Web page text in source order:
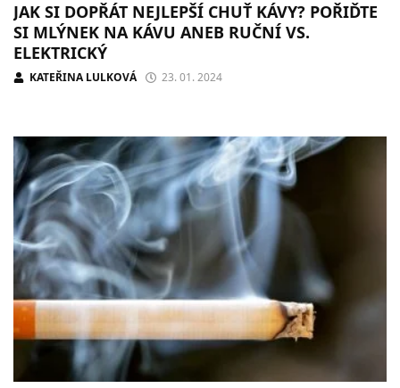
JAK SI DOPŘÁT NEJLEPŠÍ CHUŤ KÁVY? POŘIĎTE
SI MLÝNEK NA KÁVU ANEB RUČNÍ VS.
ELEKTRICKÝ
KATEŘINA LULKOVÁ 23. 01. 2024